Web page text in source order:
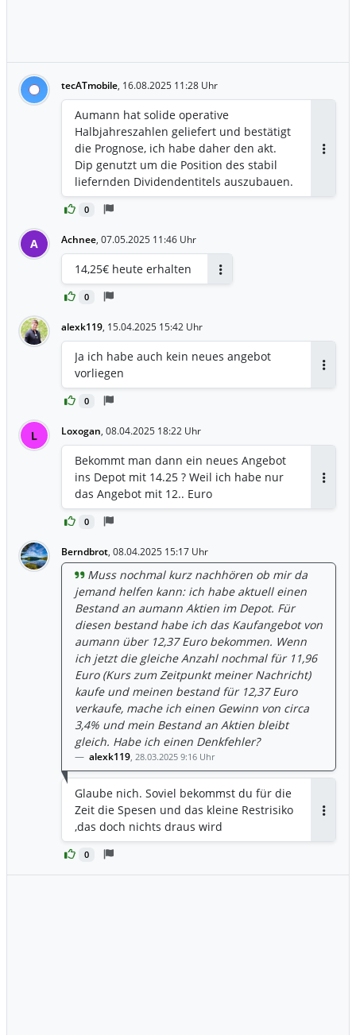
tecATmobile, 16.08.2025 11:28 Uhr
0
Aumann hat solide operative
Halbjahreszahlen geliefert und bestätigt
die Prognose, ich habe daher den akt.
Dip genutzt um die Position des stabil
liefernden Dividendentitels auszubauen.
A Achnee, 07.05.2025 11:46 Uhr
0
14,25€ heute erhalten
alexk119, 15.04.2025 15:42 Uhr
0
Ja ich habe auch kein neues angebot
vorliegen
L Loxogan, 08.04.2025 18:22 Uhr
0
Bekommt man dann ein neues Angebot
ins Depot mit 14.25 ? Weil ich habe nur
das Angebot mit 12.. Euro
Berndbrot, 08.04.2025 15:17 Uhr
0
Muss nochmal kurz nachhören ob mir da
jemand helfen kann: ich habe aktuell einen
Bestand an aumann Aktien im Depot. Für
diesen bestand habe ich das Kaufangebot von
aumann über 12,37 Euro bekommen. Wenn
ich jetzt die gleiche Anzahl nochmal für 11,96
Euro (Kurs zum Zeitpunkt meiner Nachricht)
kaufe und meinen bestand für 12,37 Euro
verkaufe, mache ich einen Gewinn von circa
3,4% und mein Bestand an Aktien bleibt
gleich. Habe ich einen Denkfehler?
alexk119, 28.03.2025 9:16 Uhr
Glaube nich. Soviel bekommst du für die
Zeit die Spesen und das kleine Restrisiko
,das doch nichts draus wird